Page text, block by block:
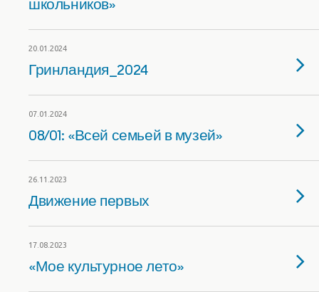
школьников»
20.01.2024
Гринландия_2024
07.01.2024
08/01: «Всей семьей в музей»
26.11.2023
Движение первых
17.08.2023
«Мое культурное лето»